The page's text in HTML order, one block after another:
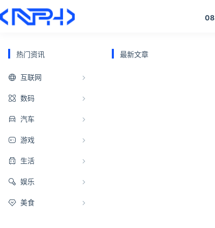
08
热门资讯
互联网
数码
汽车
游戏
生活
娱乐
美食
最新文章